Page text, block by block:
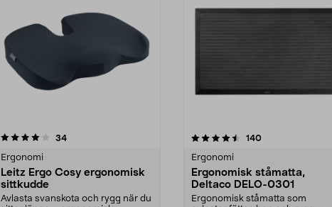
34recensioner
Ergonomi
Leitz Ergo Cosy ergonomisk
sittkudde
Avlasta svanskota och rygg när du
4.5 av 5 stjärnor 140recensioner
Ergonomi
Ergonomisk ståmatta,
Deltaco DELO-0301
Ergonomisk ståmatta som
5.0 av 5 stjärnor